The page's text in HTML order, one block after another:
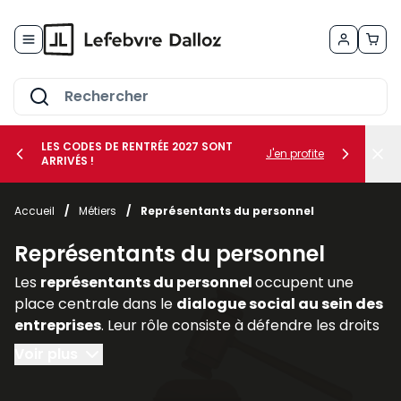
le sous-menu Vos métiers
le sous-menu Vos besoins
LES CODES DE RENTRÉE 2027 SONT
ARRIVÉS !
J'en profite
Accueil / Métiers / Représentants du personnel
Représentants du personnel
Les représentants du personneloccupent une
place centrale dans le dialogue social au sein des
entreprises. Leur rôle consiste à défendre les droits
et intérêts des salariés, à relayer leurs
préoccupations auprès de la direction et à